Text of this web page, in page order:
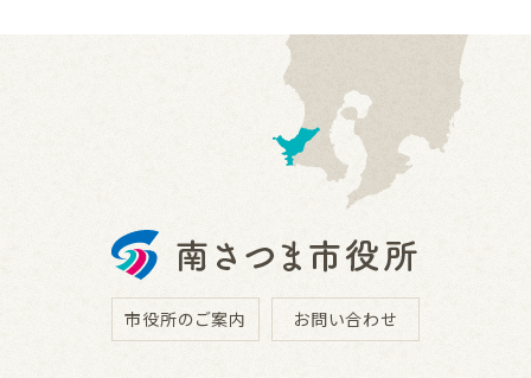
市役所のご案内 お問い合わせ